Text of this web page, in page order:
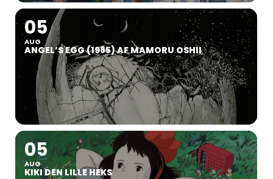
05
AUG
ANGEL’S EGG (1985) AF MAMORU OSHII
05
AUG
KIKI DEN LILLE HEKS